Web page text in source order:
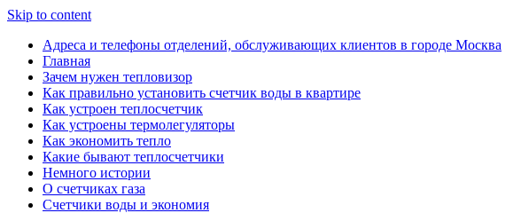
Skip to content
Адреса и телефоны отделений, обслуживающих клиентов в городе Москва
Главная
Зачем нужен тепловизор
Как правильно установить счетчик воды в квартире
Как устроен теплосчетчик
Как устроены термолегуляторы
Как экономить тепло
Какие бывают теплосчетчики
Немного истории
О счетчиках газа
Счетчики воды и экономия